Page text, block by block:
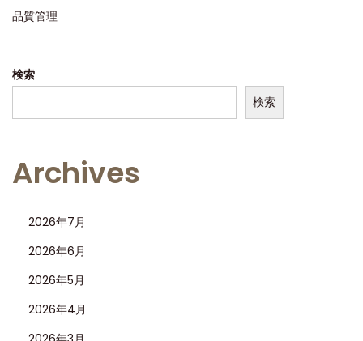
品質管理
検索
検索
Archives
2026年7月
2026年6月
2026年5月
2026年4月